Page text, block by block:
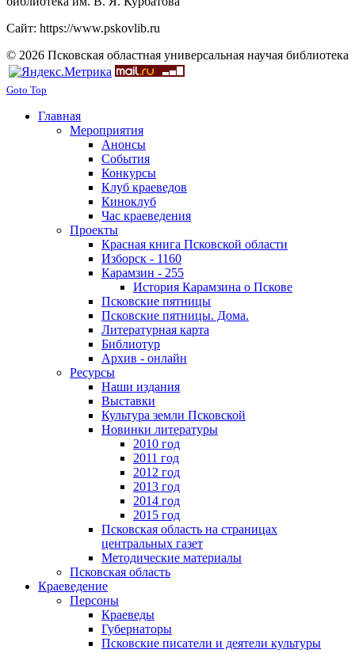
Сайт: https://www.pskovlib.ru
© 2026 Псковская областная универсальная научая библиотека
Goto Top
Главная
Мероприятия
Анонсы
События
Конкурсы
Клуб краеведов
Киноклуб
Час краеведения
Проекты
Красная книга Псковской области
Изборск - 1160
Карамзин - 255
История Карамзина о Пскове
Псковские пятницы
Псковские пятницы. Дома.
Литературная карта
Библиотур
Архив - онлайн
Ресурсы
Наши издания
Выставки
Культура земли Псковской
Новинки литературы
2010 год
2011 год
2012 год
2013 год
2014 год
2015 год
Псковская область на страницах
центральных газет
Методические материалы
Псковская область
Краеведение
Персоны
Краеведы
Губернаторы
Псковские писатели и деятели культуры